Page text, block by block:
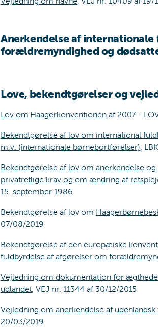
Anerkendelse af
forældremyndighed og
Love, bekendtgørelser og
Lov om Haagerkonventionen af 2007 -
Bekendtgørelse af lov om international
m.v. (internationale børnebortførelser) ,
Bekendtgørelse af lov om anerkendelse
privatretlige krav og om ændring af
15. september 1986
Bekendtgørelse af lov om
07/08/2019
Bekendtgørelse af den europæiske
fuldbyrdelse af afgørelser om
Vejledning om dokumentation for
udlandet , VEJ nr. 11344 af 30/12/2015
Vejledning om anerkendelse af
20/03/2019